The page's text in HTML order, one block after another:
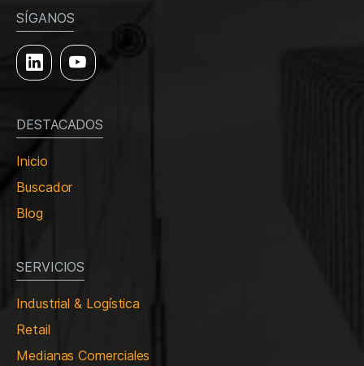
SÍGANOS
DESTACADOS
Inicio
Buscador
Blog
SERVICIOS
Industrial & Logística
Retail
Medianas Comerciales